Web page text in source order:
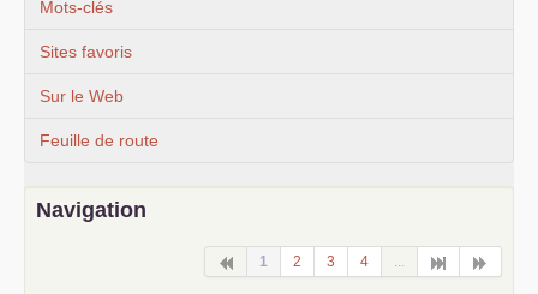
Mots-clés
Sites favoris
Sur le Web
Feuille de route
Navigation
1 2 3 4